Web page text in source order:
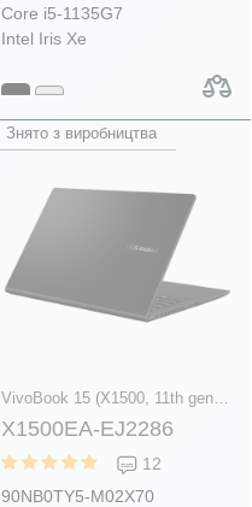
Core i5-1135G7
Intel Iris Xe
Знято з виробництва
X1500EA-EJ2286
12
90NB0TY5-M02X70